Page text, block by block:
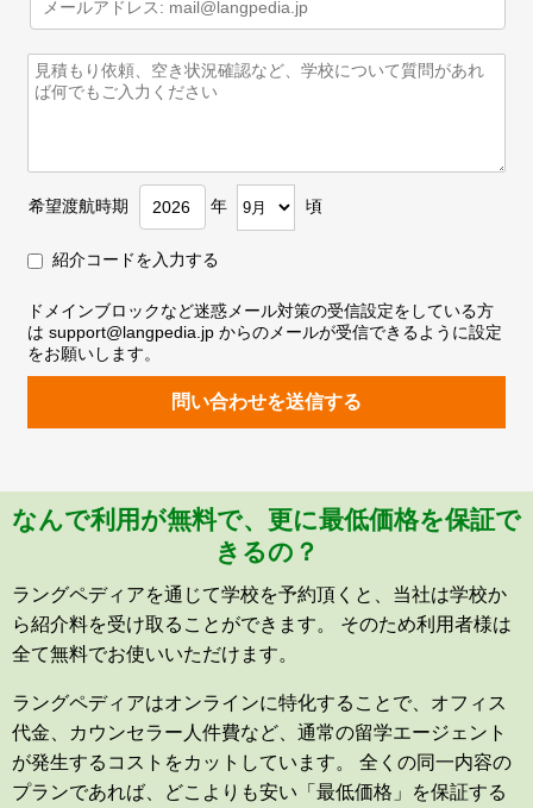
希望渡航時期 年 頃
紹介コードを入力する
ドメインブロックなど迷惑メール対策の受信設定をしている方
は support@langpedia.jp からのメールが受信できるように設定
をお願いします。
問い合わせを送信する
なんで利用が無料で、更に最低価格を保証で
きるの？
ラングペディアを通じて学校を予約頂くと、当社は学校か
ら紹介料を受け取ることができます。 そのため利用者様は
全て無料でお使いいただけます。
ラングペディアはオンラインに特化することで、オフィス
代金、カウンセラー人件費など、通常の留学エージェント
が発生するコストをカットしています。 全くの同一内容の
プランであれば、どこよりも安い「最低価格」を保証する